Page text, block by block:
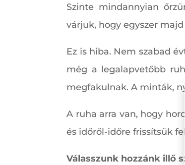
Szinte mindannyian
várjuk, hogy egyszer
Ez is hiba. Nem szabad
még a legalapvetőbb
megfakulnak. A minták,
A ruha arra van, hogy
és időről-időre frissítsük
Válasszunk hozzánk illő